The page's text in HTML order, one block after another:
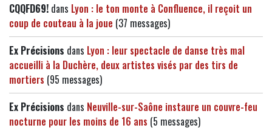
CQQFD69! dans Lyon : le ton monte à Confluence, il reçoit un
coup de couteau à la joue (37 messages)
Ex Précisions dans Lyon : leur spectacle de danse très mal
accueilli à la Duchère, deux artistes visés par des tirs de
mortiers (95 messages)
Ex Précisions dans Neuville-sur-Saône instaure un couvre-feu
nocturne pour les moins de 16 ans (5 messages)